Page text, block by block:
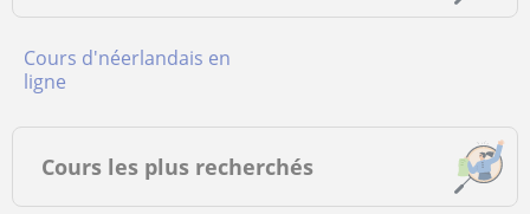
Cours d'néerlandais en
ligne
Cours les plus recherchés